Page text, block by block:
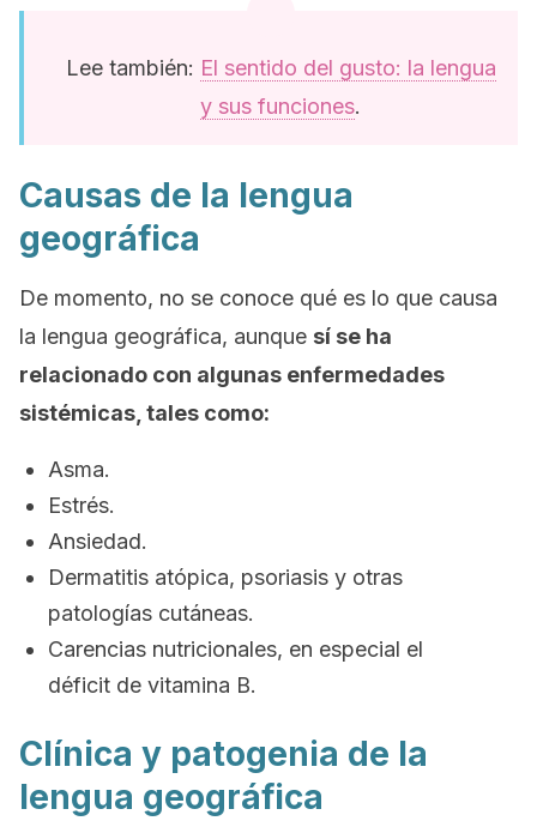
Lee también: El sentido del gusto: la lengua
y sus funciones.
Causas de la lengua
geográfica
De momento, no se conoce qué es lo que causa
la lengua geográfica, aunque sí se ha
relacionado con algunas enfermedades
sistémicas, tales como:
Asma.
Estrés.
Ansiedad.
Dermatitis atópica, psoriasis y otras
patologías cutáneas.
Carencias nutricionales, en especial el
déficit de vitamina B.
Clínica y patogenia de la
lengua geográfica